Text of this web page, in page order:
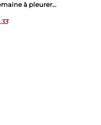
à pleurer…